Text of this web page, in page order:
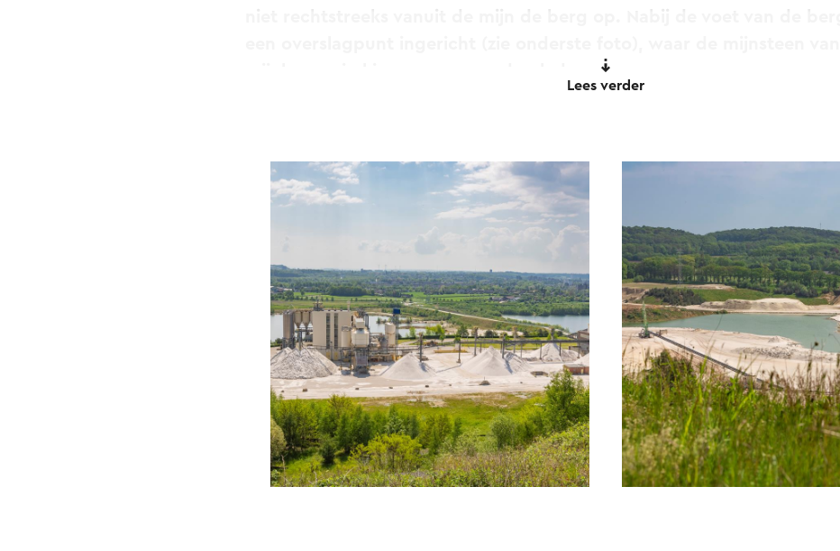
vanuit de kiepwagens over de rand van de berg gestort. De rest werd
transportband over de punt van de berg gestort, afhankelijk van de
de berg op dat moment werd vergroot.
Omdat de stortlocatie door de jaren heen onveranderd is gebleven,
zuidkant van de berg een waaier aan sporen te vinden die de rails
kiepwagens heeft achtergelaten. De mijnsteen werd niet
heidegrond gestort.
Vooraf werd een deel van het aanwezige zilverzand afgegraven en
groeve stond bekend als groeve Heksenberg en was niet zo diep als
Sibelco-groeve. Om deze reden ontstond ook discussie over het
Lees verder